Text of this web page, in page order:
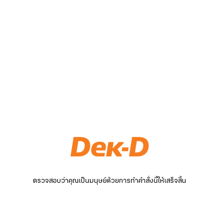
ตรวจสอบว่าคุณเป็นมนุษย์ด้วยการทำคำสั่งนี้ให้เสร็จสิ้น